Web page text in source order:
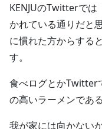
KENJUのTwitterでは
かれている通りだと
に慣れた方からする
す。
食べログとかTwitter
の高いラーメンであ
我が家には向かない